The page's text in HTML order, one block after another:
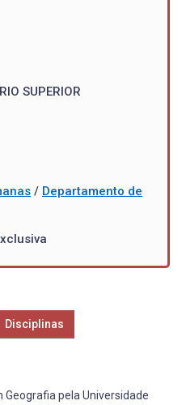
SUPERIOR
/ Departamento de
Disciplinas
pela Universidade